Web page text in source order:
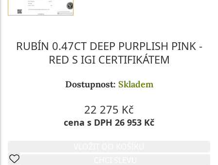
RUBÍN 0.47CT DEEP PURPLISH PINK -
RED S IGI CERTIFIKÁTEM
Dostupnost: Skladem
22 275 Kč
cena s DPH 26 953 Kč